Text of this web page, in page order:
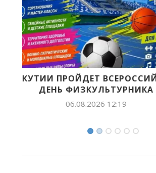
ПРОДОЛЖАЕТСЯ ПРИЕМ
СОИСКАНИЕ VII
05.08.2026 15:24